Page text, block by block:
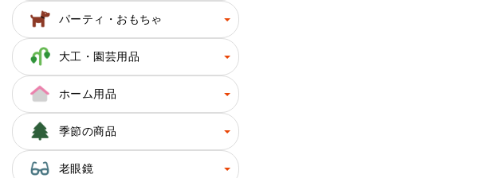
パーティ・おもちゃ
大工・園芸用品
ホーム用品
季節の商品
老眼鏡